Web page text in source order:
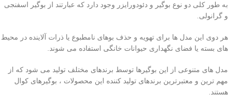
به طور کلی دو نوع بوگیر و دئودورایزر وجود دارد که عبارتند از بوگیر اسفنجی
و گرانولی.
هر دوی این مدل ها برای تهویه و حذف بوهای نامطبوع یا ذرات آلاینده در محیط
های بسته یا فضای نگهداری حیوانات خانگی استفاده می شوند.
مدل های متنوعی از این بوگیرها توسط برندهای مختلف تولید می شود که از
مهم ترین و معتبرترین برندهای تولید کننده این محصولات ، بوگیرهای کوال
هستند.